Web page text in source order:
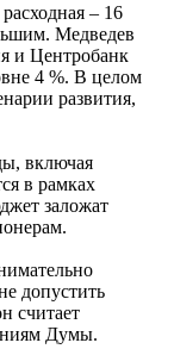
– 16
Медведев
и Центробанк
4 %. В целом
развития,
включая
в рамках
заложат
допустить
считает
Думы.